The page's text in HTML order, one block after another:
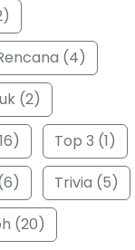
(4)
(2)
Top 3 (1)
Trivia (5)
(20)